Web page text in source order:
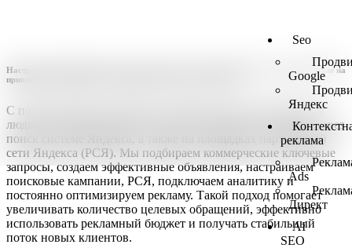
Seo
Google
Яндекс
реклама
Ads
Директ
AI
SEO
Настраиваем эффективные рекламные проекты в Яндекс Директе, направленные на
привлечения клиентов, увеличения заявок и роста продаж.
С помощью Яндекс Директа объявления демонстрируются
людям, заинтересованным в ваших продуктах и сервисы через
поиск системе Яндекса, а также на площадках партнерской
сети Яндекса (РСЯ). Мы подбираем коммерческие ключевые
запросы, создаем эффективные объявления, настраиваем
поисковые кампании, РСЯ, подключаем аналитику и
постоянно оптимизируем рекламу. Такой подход помогает
увеличивать количество целевых обращений, эффективно
использовать рекламный бюджет и получать стабильный
поток новых клиентов.